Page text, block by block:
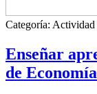
Categoría: Actividad
Enseñar
de